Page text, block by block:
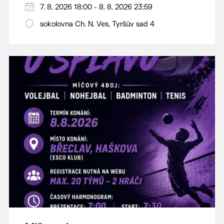
PÁTEK 7. srpna
18:00 - ruční stavění máje
14:00 - krojový průvod pro stárky od
hostince “U Buvola”
16:00 - odpolední zábava na sokolovně
21:00 - večerní zábava
K tanci a poslechu bude hrát DH
Lanžhotčané.
Těšíme se na Vás!
7. 8. 2026 18:00 - 8. 8. 2026 23:59
sokolovna Ch. N. Ves, Tyršův sad 4